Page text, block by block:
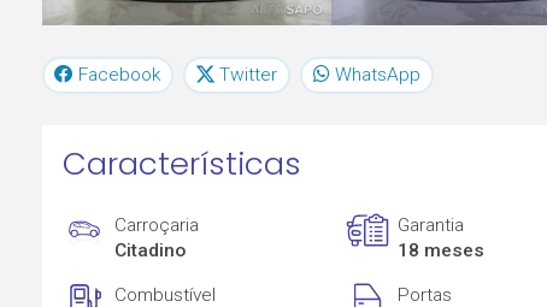
Facebook Twitter WhatsApp
Características
Carroçaria
Citadino
Garantia
18 meses
Combustível
Portas